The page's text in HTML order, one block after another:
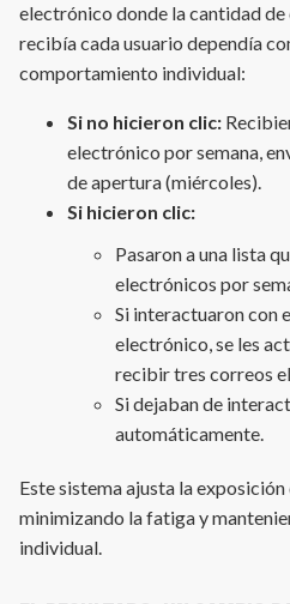
electrónico donde la cantidad
recibía cada usuario dependía
comportamiento individual:
Si no hicieron clic:
electrónico por semana,
de apertura (miércoles).
Si hicieron clic:
Pasaron a una lista
electrónicos por
Si interactuaron con
electrónico, se les
recibir tres correos
Si dejaban de
automáticamente.
Este sistema ajusta la
minimizando la fatiga y
individual.